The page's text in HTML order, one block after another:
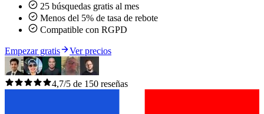
25 búsquedas gratis al mes
Menos del 5% de tasa de rebote
Compatible con RGPD
Empezar gratis Ver precios
4,7/5 de 150 reseñas